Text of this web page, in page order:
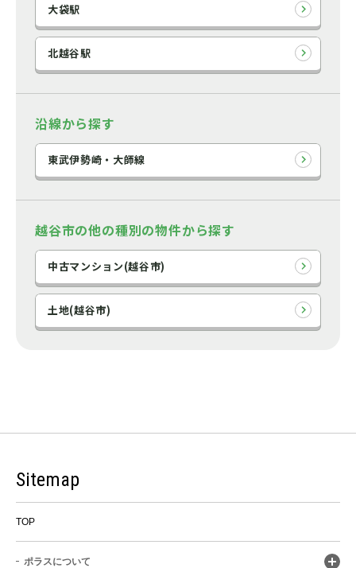
大袋駅
北越谷駅
沿線から探す
東武伊勢崎・大師線
越谷市の他の種別の物件から探す
中古マンション(越谷市)
土地(越谷市)
Sitemap
TOP
ポラスについて